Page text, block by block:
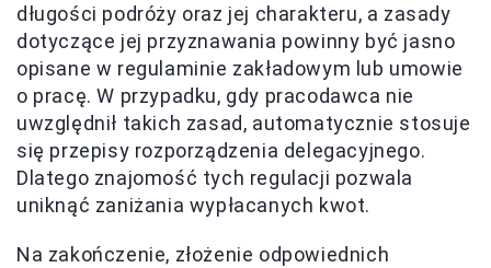
długości podróży oraz jej charakteru, a zasady
dotyczące jej przyznawania powinny być jasno
opisane w regulaminie zakładowym lub umowie
o pracę. W przypadku, gdy pracodawca nie
uwzględnił takich zasad, automatycznie stosuje
się przepisy rozporządzenia delegacyjnego.
Dlatego znajomość tych regulacji pozwala
uniknąć zaniżania wypłacanych kwot.
Na zakończenie, złożenie odpowiednich